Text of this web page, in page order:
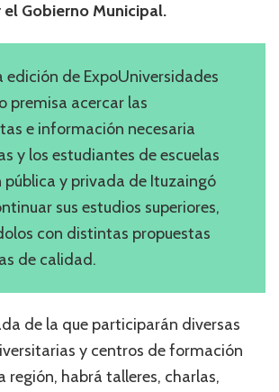
Gobierno Municipal.
edición de ExpoUniversidades
premisa acercar las
e información necesaria
y los estudiantes de escuelas
pública y privada de Ituzaingó
sus estudios superiores,
con distintas propuestas
de calidad.
de la que participarán diversas
y centros de formación
región, habrá talleres, charlas,